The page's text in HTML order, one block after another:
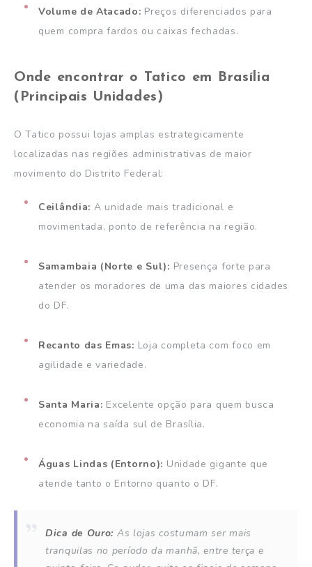
Volume de Atacado: Preços diferenciados para
quem compra fardos ou caixas fechadas.
Onde encontrar o Tatico em Brasília
(Principais Unidades)
O Tatico possui lojas amplas estrategicamente
localizadas nas regiões administrativas de maior
movimento do Distrito Federal:
Ceilândia: A unidade mais tradicional e
movimentada, ponto de referência na região.
Samambaia (Norte e Sul): Presença forte para
atender os moradores de uma das maiores cidades
do DF.
Recanto das Emas: Loja completa com foco em
agilidade e variedade.
Santa Maria: Excelente opção para quem busca
economia na saída sul de Brasília.
Águas Lindas (Entorno): Unidade gigante que
atende tanto o Entorno quanto o DF.
Dica de Ouro: As lojas costumam ser mais
tranquilas no período da manhã, entre terça e